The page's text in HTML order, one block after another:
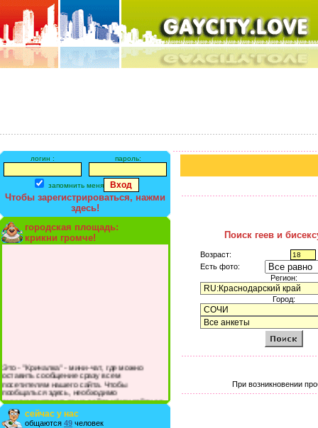
логин : пароль:
запомнить меня
Чтобы зарегистрироваться, нажми
здесь!
городская площадь:
крикни громче!
Это - "Кричалка" - мини-чат, где можно
оставить сообщение сразу всем
посетителям нашего сайта. Чтобы
пообщаться здесь, необходимо
зарегистрироваться на сайте и/или войти со
своими логином и паролем.
сейчас у нас
общаются 49 человек
Поиск геев и
Возраст:
Есть фото:
Регион:
Город:
При возникновении